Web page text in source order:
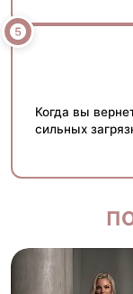
Когда вы
сильных